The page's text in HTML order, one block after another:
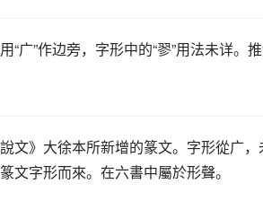
“广”作边旁，字形中的“翏”用法未详。
文》大徐本所新增的篆文。字形從广
文字形而來。在六書中屬於形聲。